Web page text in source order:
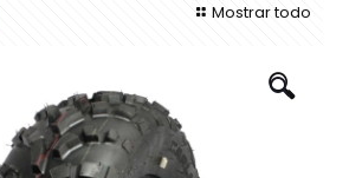
Mostrar todo
🔍